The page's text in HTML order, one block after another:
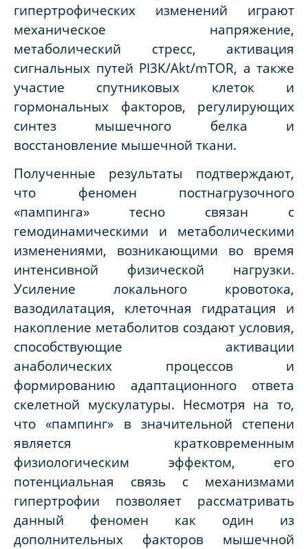
гипертрофических изменений играют
механическое напряжение,
метаболический стресс, активация
сигнальных путей PI3K/Akt/mTOR, а также
участие спутниковых клеток и
гормональных факторов, регулирующих
синтез мышечного белка и
восстановление мышечной ткани.
Полученные результаты подтверждают,
что феномен постнагрузочного
«пампинга» тесно связан с
гемодинамическими и метаболическими
изменениями, возникающими во время
интенсивной физической нагрузки.
Усиление локального кровотока,
вазодилатация, клеточная гидратация и
накопление метаболитов создают условия,
способствующие активации
анаболических процессов и
формированию адаптационного ответа
скелетной мускулатуры. Несмотря на то,
что «пампинг» в значительной степени
является кратковременным
физиологическим эффектом, его
потенциальная связь с механизмами
гипертрофии позволяет рассматривать
данный феномен как один из
дополнительных факторов мышечной